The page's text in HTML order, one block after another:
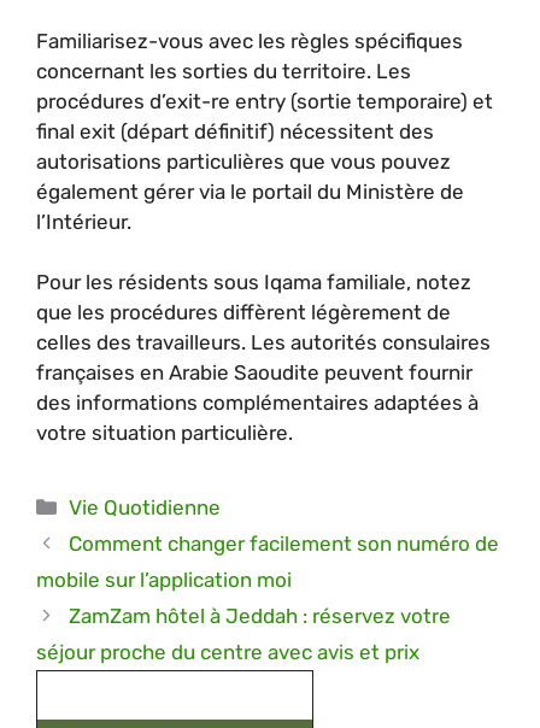
Familiarisez-vous avec les règles spécifiques
concernant les sorties du territoire. Les
procédures d’exit-re entry (sortie temporaire) et
final exit (départ définitif) nécessitent des
autorisations particulières que vous pouvez
également gérer via le portail du Ministère de
l’Intérieur.
Pour les résidents sous Iqama familiale, notez
que les procédures diffèrent légèrement de
celles des travailleurs. Les autorités consulaires
françaises en Arabie Saoudite peuvent fournir
des informations complémentaires adaptées à
votre situation particulière.
Catégories
Vie Quotidienne
Comment changer facilement son numéro de
mobile sur l’application moi
ZamZam hôtel à Jeddah : réservez votre
séjour proche du centre avec avis et prix